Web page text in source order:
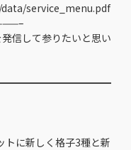
service_menu.pdf
信して参りたいと思い
に新しく格子3種と新